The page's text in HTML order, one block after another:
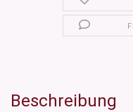
Beschreibung